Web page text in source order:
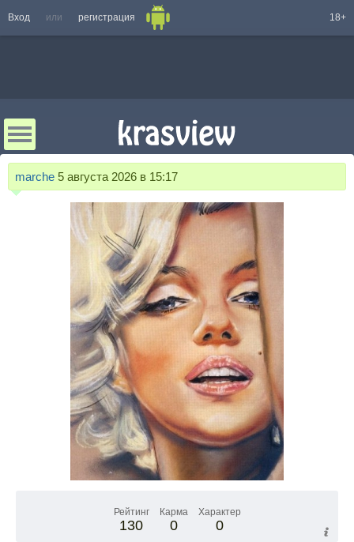
Вход или регистрация 18+
marche 5 августа 2026 в 15:17
Рейтинг
130
Карма
0
Характер
0